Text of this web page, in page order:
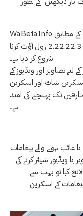
WaBetaInfo کی ایک رپورٹ کے مطابق، WhatsApp نے اینڈرائیڈ پر
میسجنگ پلیٹ فارم کے لیے ایک نیا بیٹا ورژن 2.22.22.3 رول آؤٹ کرنا
شروع کر دیا ہے۔
لیے تصاویر اور ویڈیوز کے
اسکرین شاٹ اور اسکرین
تک پہنچنے کی امید
ہے۔
غائب ہونے والے پیغامات
ویڈیوز شیئر کرنے کی
کیا تو بہت سے
کے اسکرین